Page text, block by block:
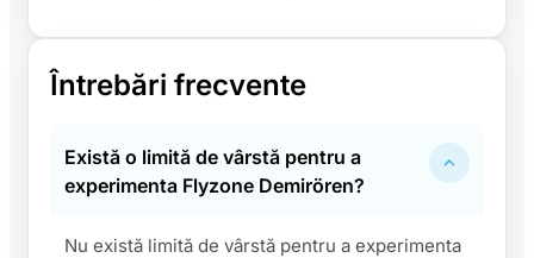
Întrebări frecvente
Există o limită de vârstă pentru a
experimenta Flyzone Demirören?
Nu există limită de vârstă pentru a experimenta